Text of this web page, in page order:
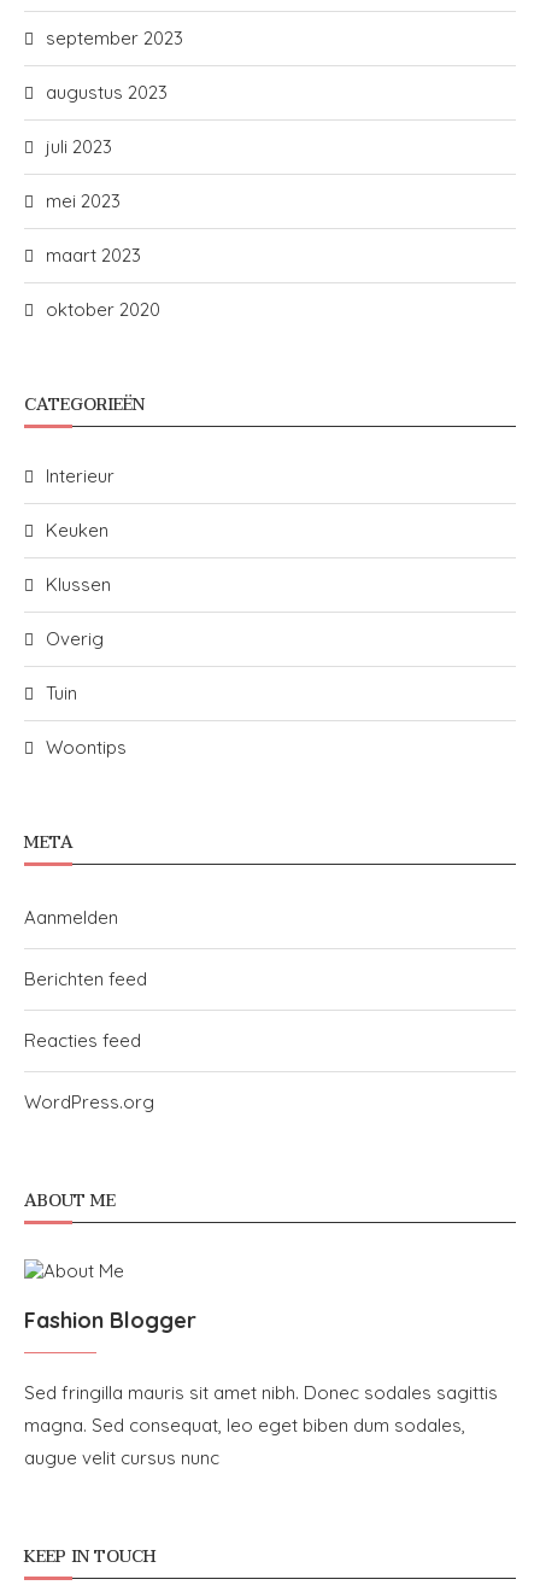
september 2023
augustus 2023
juli 2023
mei 2023
maart 2023
oktober 2020
CATEGORIEËN
Interieur
Keuken
Klussen
Overig
Tuin
Woontips
META
Aanmelden
Berichten feed
Reacties feed
WordPress.org
ABOUT ME
Fashion Blogger
Sed fringilla mauris sit amet nibh. Donec sodales sagittis
magna. Sed consequat, leo eget biben dum sodales,
augue velit cursus nunc
KEEP IN TOUCH